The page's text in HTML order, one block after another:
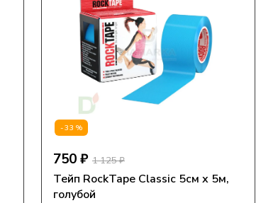
-33%
750 ₽ 1 125 ₽
Тейп RockTape Classic 5см х 5м,
голубой